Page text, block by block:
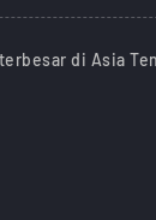
di Asia